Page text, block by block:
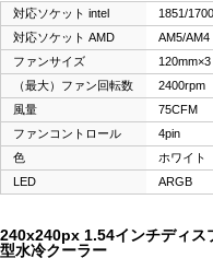
対応ソケット intel
1851/1700
対応ソケット AMD
AM5/AM4
ファンサイズ
120mm×3
（最大）ファン回転数
2400rpm
風量
75CFM
ファンコントロール
4pin
色
ホワイト
LED
ARGB
240x240px 1.54インチディ
型水冷クーラー